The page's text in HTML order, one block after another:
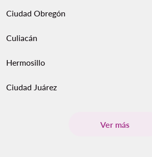
Ciudad Obregón
Culiacán
Hermosillo
Ciudad Juárez
Ver más